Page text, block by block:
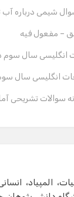
شیمی درباره آب
– مفعول فیه
انگلیسی سال سوم
انگلیسی سال
سوالات تشریحی
المپیاد